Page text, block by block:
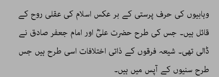
وہابیوں کی حرف پرستی کے بر عکس اسلام کی عقلی روح کے
قائل ہیں۔ جس کی طرح حضرت علیؓ اور امام جعفر صادق نے
ڈالی تھی۔ شیعہ فرقوں کے ذاتی اختلافات اسی طرح ہیں جس
طرح سنیوں کے آپس میں ہیں۔